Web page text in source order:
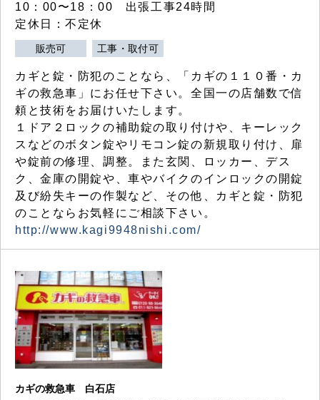
10：00〜18：00 出張工事24時間
定休日：不定休
販売可 工事・取付可
カギと錠・防犯のことなら、「カギの１１０番・カ
ギの救急車」にお任せ下さい。全国一の店舗数で信
頼と技術をお届けいたします。
１ドア２ロックの補助錠の取り付けや、キーレック
スなどのボタン錠やリモコン錠の新規取り付け、扉
や錠前の修理、調整。また玄関、ロッカー、デス
ク、金庫の開錠や、車やバイクのインロックの開錠
及び紛失キーの作製など、その他、カギと錠・防犯
のことならお気軽にご相談下さい。
http://www.kagi9948nishi.com/
カギの救急車 白石店